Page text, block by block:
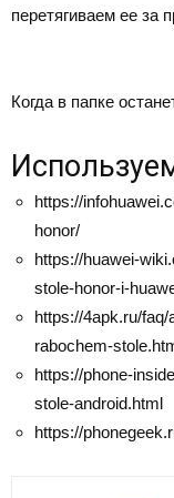
перетягиваем ее за
Когда в папке
https://
honor/
https://huawei-
stole-honor-i-
https://4apk.ru/
rabochem-
https://phone-
stole-android.html
https://